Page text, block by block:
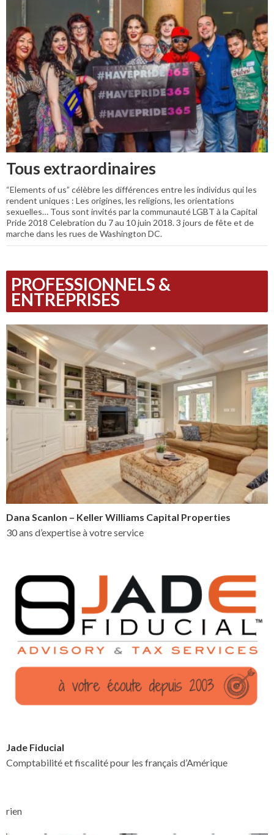
Tous extraordinaires
“Elements of us” célèbre les différences entre les individus qui les
rendent uniques : Les origines, les religions, les orientations
sexuelles… Tous sont invités par la communauté LGBT à la Capital
Pride 2018 Celebration du 7 au 10 juin 2018. 3 jours de fête et de
marche dans les rues de Washington DC.
PROFESSIONNELS &
ENTREPRISES
Dana Scanlon – Keller Williams Capital Properties
30 ans d’expertise à votre service
Jade Fiducial
Comptabilité et fiscalité pour les français d’Amérique
rien